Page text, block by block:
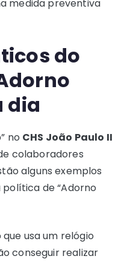
medida preventiva
do
dia
no CHS João Paulo II
colaboradores
alguns exemplos
de “Adorno
usa um relógio
conseguir realizar